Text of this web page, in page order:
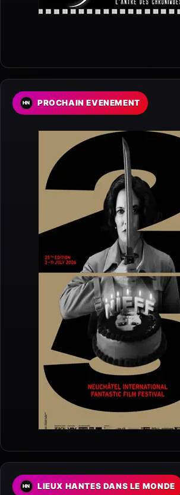
PROCHAIN EVENEMENT
LIEUX HANTES DANS LE MONDE